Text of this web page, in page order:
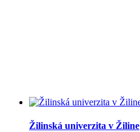
Žilinská univerzita v Žiline